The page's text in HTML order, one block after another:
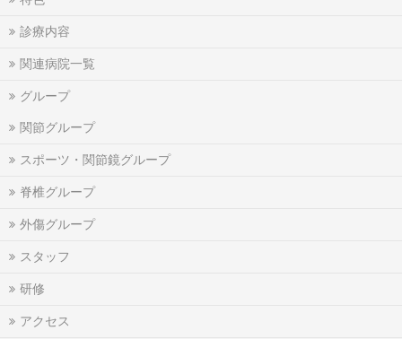
診療内容
関連病院一覧
グループ
関節グループ
スポーツ・関節鏡グループ
脊椎グループ
外傷グループ
スタッフ
研修
アクセス